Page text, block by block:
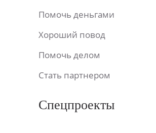
Помочь деньгами
Хороший повод
Помочь делом
Стать партнером
Спецпроекты